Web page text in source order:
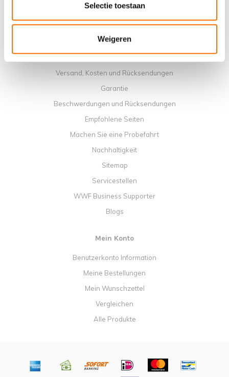
Selectie toestaan
Weigeren
Lehrvideos
Allgemeine Geschäftbedingungen
Datenschutzrichtlinie
Versand, Kosten und Rücksendungen
Garantie
Beschwerdungen und Rücksendungen
Empfohlene Seiten
Machen Sie eine Probefahrt
Nachhaltigkeit
Sitemap
Servicestellen
WWF Business Supporter
Blogs
Mein Konto
Benutzerkonto Information
Meine Bestellungen
Mein Wunschzettel
Vergleichen
Alle Produkte